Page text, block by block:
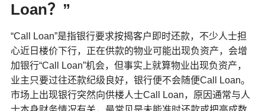
Loan？”
“Call Loan”是指银行要求按揭客户即时还款，不少人士担
心近日楼价下行，正在供款的物业可能出现负资产，会增
加银行“Call Loan”机会，但事实上就算物业出现负资产，
业主只要过往还款纪级良好，银行便不会随便Call Loan。
市场上出现银行突然向供楼人士Call Loan，原因通常与人